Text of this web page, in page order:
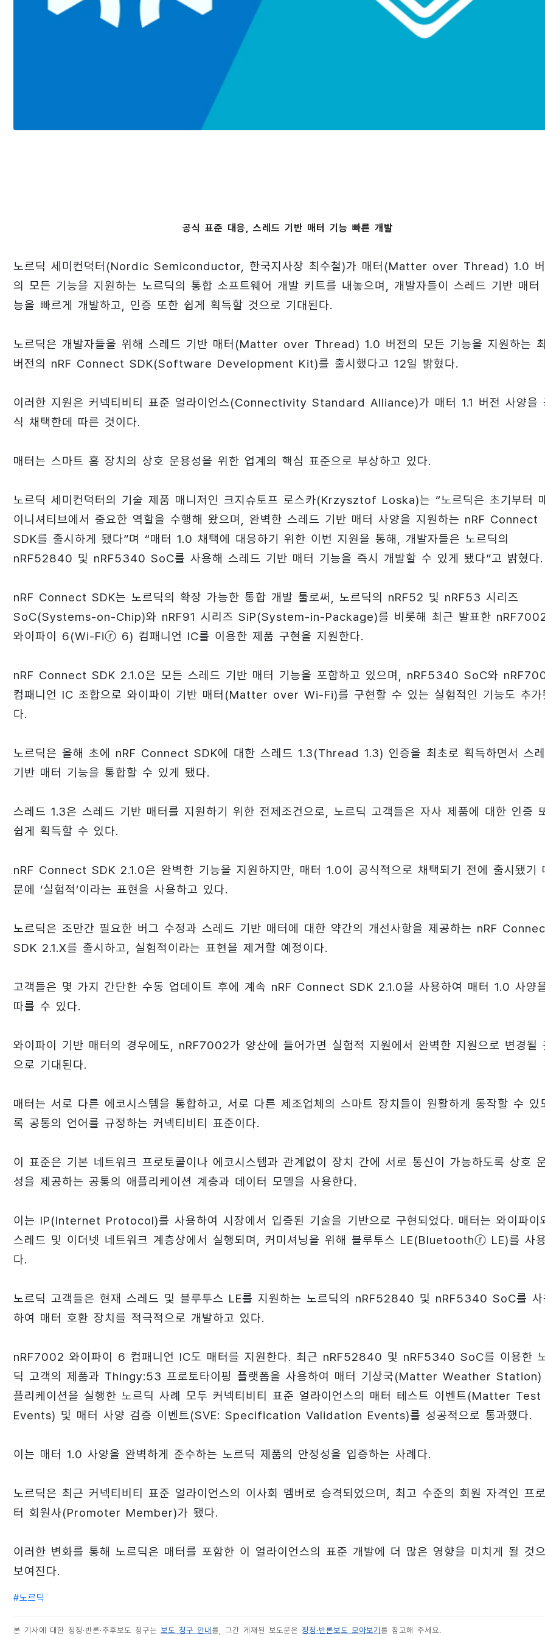
공식 표준 대응, 스레드 기반 매터 기능 빠른 개발
노르딕 세미컨덕터(Nordic Semiconductor, 한국지사장 최수철)가 매터(Matter over Thread) 1.0 버
의 모든 기능을 지원하는 노르딕의 통합 소프트웨어 개발 키트를 내놓으며, 개발자들이 스레드 기반 매터
능을 빠르게 개발하고, 인증 또한 쉽게 획득할 것으로 기대된다.
노르딕은 개발자들을 위해 스레드 기반 매터(Matter over Thread) 1.0 버전의 모든 기능을 지원하는
버전의 nRF Connect SDK(Software Development Kit)를 출시했다고 12일 밝혔다.
이러한 지원은 커넥티비티 표준 얼라이언스(Connectivity Standard Alliance)가 매터 1.1 버전 사양을
식 채택한데 따른 것이다.
매터는 스마트 홈 장치의 상호 운용성을 위한 업계의 핵심 표준으로 부상하고 있다.
노르딕 세미컨덕터의 기술 제품 매니저인 크지슈토프 로스카(Krzysztof Loska)는 “노르딕은 초기부터
이니셔티브에서 중요한 역할을 수행해 왔으며, 완벽한 스레드 기반 매터 사양을 지원하는 nRF Connect
SDK를 출시하게 됐다”며 “매터 1.0 채택에 대응하기 위한 이번 지원을 통해, 개발자들은 노르딕의
nRF52840 및 nRF5340 SoC를 사용해 스레드 기반 매터 기능을 즉시 개발할 수 있게 됐다”고 밝혔다.
nRF Connect SDK는 노르딕의 확장 가능한 통합 개발 툴로써, 노르딕의 nRF52 및 nRF53 시리즈
SoC(Systems-on-Chip)와 nRF91 시리즈 SiP(System-in-Package)를 비롯해 최근 발표한
와이파이 6(Wi-Fiⓡ 6) 컴패니언 IC를 이용한 제품 구현을 지원한다.
nRF Connect SDK 2.1.0은 모든 스레드 기반 매터 기능을 포함하고 있으며, nRF5340 SoC와
컴패니언 IC 조합으로 와이파이 기반 매터(Matter over Wi-Fi)를 구현할 수 있는 실험적인 기능도 추가
다.
노르딕은 올해 초에 nRF Connect SDK에 대한 스레드 1.3(Thread 1.3) 인증을 최초로 획득하면서 스
기반 매터 기능을 통합할 수 있게 됐다.
스레드 1.3은 스레드 기반 매터를 지원하기 위한 전제조건으로, 노르딕 고객들은 자사 제품에 대한 인증
쉽게 획득할 수 있다.
nRF Connect SDK 2.1.0은 완벽한 기능을 지원하지만, 매터 1.0이 공식적으로 채택되기 전에 출시됐기
문에 ‘실험적’이라는 표현을 사용하고 있다.
노르딕은 조만간 필요한 버그 수정과 스레드 기반 매터에 대한 약간의 개선사항을 제공하는 nRF
SDK 2.1.X를 출시하고, 실험적이라는 표현을 제거할 예정이다.
고객들은 몇 가지 간단한 수동 업데이트 후에 계속 nRF Connect SDK 2.1.0을 사용하여 매터 1.0 사양
따를 수 있다.
와이파이 기반 매터의 경우에도, nRF7002가 양산에 들어가면 실험적 지원에서 완벽한 지원으로 변경될
으로 기대된다.
매터는 서로 다른 에코시스템을 통합하고, 서로 다른 제조업체의 스마트 장치들이 원활하게 동작할 수 있
록 공통의 언어를 규정하는 커넥티비티 표준이다.
이 표준은 기본 네트워크 프로토콜이나 에코시스템과 관계없이 장치 간에 서로 통신이 가능하도록 상호
성을 제공하는 공통의 애플리케이션 계층과 데이터 모델을 사용한다.
이는 IP(Internet Protocol)를 사용하여 시장에서 입증된 기술을 기반으로 구현되었다. 매터는 와이파이
스레드 및 이더넷 네트워크 계층상에서 실행되며, 커미셔닝을 위해 블루투스 LE(Bluetoothⓡ LE)를 사
다.
노르딕 고객들은 현재 스레드 및 블루투스 LE를 지원하는 노르딕의 nRF52840 및 nRF5340 SoC를 사
하여 매터 호환 장치를 적극적으로 개발하고 있다.
nRF7002 와이파이 6 컴패니언 IC도 매터를 지원한다. 최근 nRF52840 및 nRF5340 SoC를 이용한
딕 고객의 제품과 Thingy:53 프로토타이핑 플랫폼을 사용하여 매터 기상국(Matter Weather Station)
플리케이션을 실행한 노르딕 사례 모두 커넥티비티 표준 얼라이언스의 매터 테스트 이벤트(Matter Test
Events) 및 매터 사양 검증 이벤트(SVE: Specification Validation Events)를 성공적으로 통과했다.
이는 매터 1.0 사양을 완벽하게 준수하는 노르딕 제품의 안정성을 입증하는 사례다.
노르딕은 최근 커넥티비티 표준 얼라이언스의 이사회 멤버로 승격되었으며, 최고 수준의 회원 자격인 프
터 회원사(Promoter Member)가 됐다.
이러한 변화를 통해 노르딕은 매터를 포함한 이 얼라이언스의 표준 개발에 더 많은 영향을 미치게 될 것
보여진다.
#노르딕
본 기사에 대한 정정·반론·추후보도 청구는 보도 청구 안내 를, 그간 게재된 보도문은 정정·반론보도 모아보기 를 참고해 주세요.